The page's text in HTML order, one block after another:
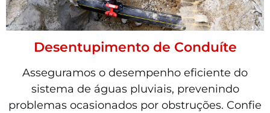
Desentupimento de Conduíte
Asseguramos o desempenho eficiente do
sistema de águas pluviais, prevenindo
problemas ocasionados por obstruções. Confie